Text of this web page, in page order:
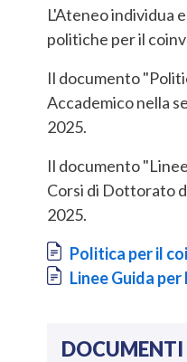
L'Ateneo individua
politiche per il
Il documento
Accademico nella
2025.
Il documento
Corsi di Dottorato
2025.
Document
Politica per il
Document
Linee Guida
DOCUMENTI